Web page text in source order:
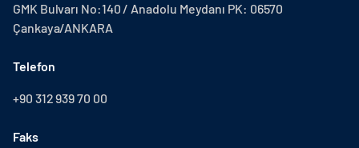
GMK Bulvarı No:140 / Anadolu Meydanı PK: 06570
Çankaya/ANKARA
Telefon
+90 312 939 70 00
Faks